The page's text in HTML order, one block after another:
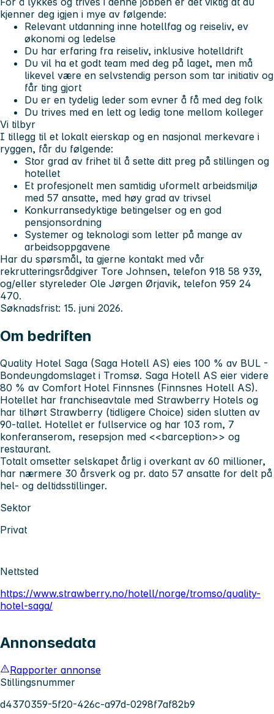
kjenner deg igjen i mye av følgende:
Relevant utdanning inne hotellfag og reiseliv, ev
økonomi og ledelse
Du har erfaring fra reiseliv, inklusive hotelldrift
Du vil ha et godt team med deg på laget, men må
likevel være en selvstendig person som tar initiativ og
får ting gjort
Du er en tydelig leder som evner å få med deg folk
Du trives med en lett og ledig tone mellom kolleger
Vi tilbyr
I tillegg til et lokalt eierskap og en nasjonal merkevare i
ryggen, får du følgende:
Stor grad av frihet til å sette ditt preg på stillingen og
hotellet
Et profesjonelt men samtidig uformelt arbeidsmiljø
med 57 ansatte, med høy grad av trivsel
Konkurransedyktige betingelser og en god
pensjonsordning
Systemer og teknologi som letter på mange av
arbeidsoppgavene
Har du spørsmål, ta gjerne kontakt med vår
rekrutteringsrådgiver Tore Johnsen, telefon 918 58 939,
og/eller styreleder Ole Jørgen Ørjavik, telefon 959 24
470.
Søknadsfrist: 15. juni 2026.
Om bedriften
Quality Hotel Saga (Saga Hotell AS) eies 100 % av BUL -
Bondeungdomslaget i Tromsø. Saga Hotell AS eier videre
80 % av Comfort Hotel Finnsnes (Finnsnes Hotell AS).
Hotellet har franchiseavtale med Strawberry Hotels og
har tilhørt Strawberry (tidligere Choice) siden slutten av
90-tallet. Hotellet er fullservice og har 103 rom, 7
konferanserom, resepsjon med <<barception>> og
restaurant.
Totalt omsetter selskapet årlig i overkant av 60 millioner,
har nærmere 30 årsverk og pr. dato 57 ansatte for delt på
hel- og deltidsstillinger.
Sektor
Privat
Nettsted
https://www.strawberry.no/hotell/norge/tromso/quality-
hotel-saga/
Annonsedata
Rapporter annonse
Stillingsnummer
d4370359-5f20-426c-a97d-0298f7af82b9